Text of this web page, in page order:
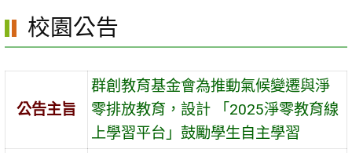
校園公告
公告主旨
群創教育基金會為推動氣候變遷與淨
零排放教育，設計 「2025淨零教育線
上學習平台」鼓勵學生自主學習